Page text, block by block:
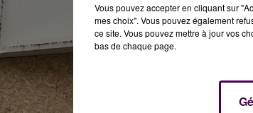
Vous pouvez accepter en cliquant sur
mes choix". Vous pouvez également
ce site. Vous pouvez mettre à jour vos
bas de chaque page.